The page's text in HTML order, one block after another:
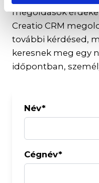
megoldások
Creatio CRM
további kérdésed,
keresnek meg egy
időpontban,
Név*
Cégnév*